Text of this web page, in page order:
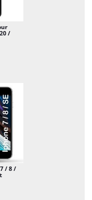
vous coûterait un
vous joignez
dans le même
un peu plus
/
/ 8 /